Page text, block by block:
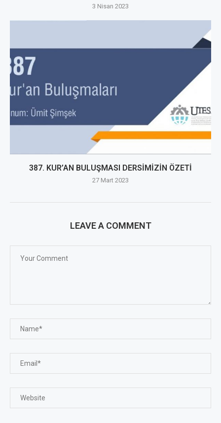
3 Nisan 2023
387. KUR’AN BULUŞMASI DERSİMİZİN ÖZETİ
27 Mart 2023
LEAVE A COMMENT